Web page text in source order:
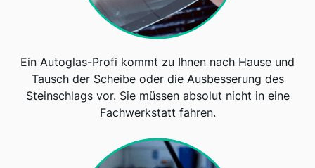
Ein Autoglas-Profi kommt zu Ihnen nach Hause und
Tausch der Scheibe oder die Ausbesserung des
Steinschlags vor. Sie müssen absolut nicht in eine
Fachwerkstatt fahren.